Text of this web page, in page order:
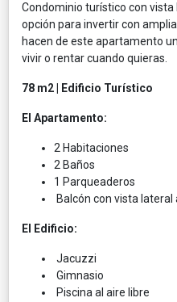
Condominio turístico con
opción para invertir con
hacen de este apartamento
vivir o rentar cuando quieras.
78 m2 | Edificio Turístico
El Apartamento:
2 Habitaciones
2 Baños
1 Parqueaderos
Balcón con vista lateral
El Edificio:
Jacuzzi
Gimnasio
Piscina al aire libre